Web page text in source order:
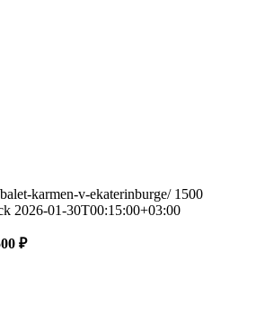
karmen-v-ekaterinburge/ 1500
2026-01-30T00:15:00+03:00
₽